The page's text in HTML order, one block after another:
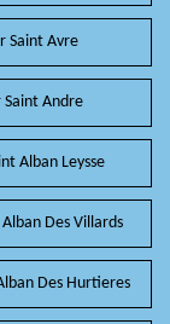
Saint Avre
Andre
Alban Leysse
Des Villards
Des Hurtieres